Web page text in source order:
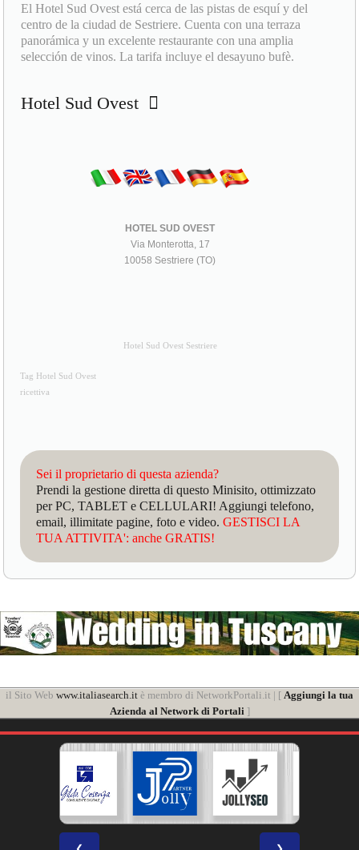
El Hotel Sud Ovest está cerca de las pistas de esquí y del
centro de la ciudad de Sestriere. Cuenta con una terraza
panorámica y un excelente restaurante con una amplia
selección de vinos. La tarifa incluye el desayuno bufè.
Hotel Sud Ovest
HOTEL SUD OVEST
Via Monterotta, 17
10058 Sestriere (TO)
Hotel Sud Ovest Sestriere
Tag Hotel Sud Ovest
ricettiva
Sei il proprietario di questa azienda?
Prendi la gestione diretta di questo Minisito, ottimizzato
per PC, TABLET e CELLULARI! Aggiungi telefono,
email, illimitate pagine, foto e video.GESTISCI LA
TUA ATTIVITA': anche GRATIS!
il Sito Web www.italiasearch.it è membro di NetworkPortali.it | [ Aggiungi la tua
Azienda al Network di Portali]